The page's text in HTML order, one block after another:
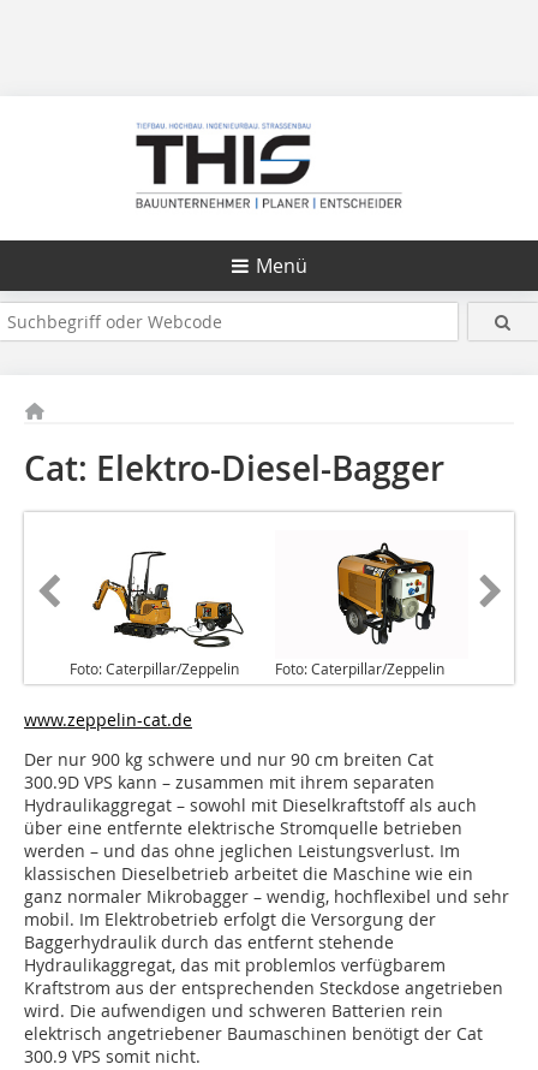
Menü
Cat: Elektro-Diesel-Bagger
Foto: Caterpillar/Zeppelin Foto: Caterpillar/Zeppelin
www.zeppelin-cat.de
Der nur 900 kg schwere und nur 90 cm breiten Cat
300.9D VPS kann – zusammen mit ihrem separaten
Hydraulikaggregat – sowohl mit Dieselkraftstoff als auch
über eine entfernte elektrische Stromquelle betrieben
werden – und das ohne jeglichen Leistungsverlust. Im
klassischen Dieselbetrieb arbeitet die Maschine wie ein
ganz normaler Mikrobagger – wendig, hochflexibel und sehr
mobil. Im Elektrobetrieb erfolgt die Versorgung der
Baggerhydraulik durch das entfernt stehende
Hydraulikaggregat, das mit problemlos verfügbarem
Kraftstrom aus der entsprechenden Steckdose angetrieben
wird. Die aufwendigen und schweren Batterien rein
elektrisch angetriebener Baumaschinen benötigt der Cat
300.9 VPS somit nicht.